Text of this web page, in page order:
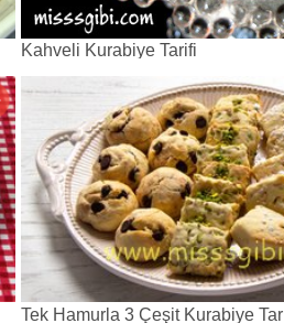
Kahveli Kurabiye Tarifi
Tek Hamurla 3 Çeşit Kurabiye